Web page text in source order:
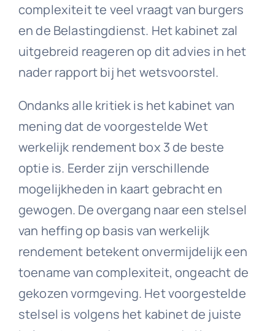
complexiteit te veel vraagt van burgers
en de Belastingdienst. Het kabinet zal
uitgebreid reageren op dit advies in het
nader rapport bij het wetsvoorstel.
Ondanks alle kritiek is het kabinet van
mening dat de voorgestelde Wet
werkelijk rendement box 3 de beste
optie is. Eerder zijn verschillende
mogelijkheden in kaart gebracht en
gewogen. De overgang naar een stelsel
van heffing op basis van werkelijk
rendement betekent onvermijdelijk een
toename van complexiteit, ongeacht de
gekozen vormgeving. Het voorgestelde
stelsel is volgens het kabinet de juiste